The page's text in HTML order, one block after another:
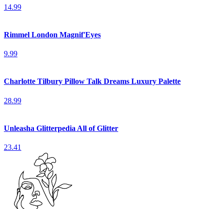
14.99
Rimmel London Magnif'Eyes
9.99
Charlotte Tilbury Pillow Talk Dreams Luxury Palette
28.99
Unleasha Glitterpedia All of Glitter
23.41